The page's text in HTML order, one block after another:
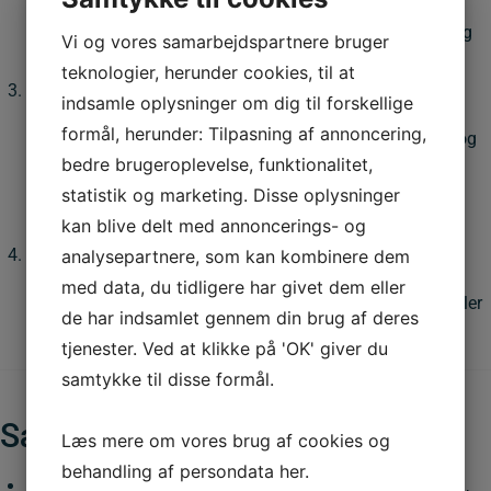
Eksempel: fartbegrænsning, forbud mod overhaling
eller påbud om at køre i en bestemt retning.
Tavler med gule og røde striber, kegler, blinklygter og
hegn.
Bruges til at markere arbejdsområder og lede
trafikken uden om.
Informations- og omkørselsskilte
Gule skilte, der viser omkørsler, midlertidige ruter eller
ændringer i vejforløbet.
Særlige kendetegn
Mange vejarbejdsskilte har
i stedet for hvid,
Vi og vores samarbejdspartnere bruger
teknologier, herunder cookies, til at
indsamle oplysninger om dig til forskellige
formål, herunder: Tilpasning af annoncering,
bedre brugeroplevelse, funktionalitet,
statistik og marketing. Disse oplysninger
kan blive delt med annoncerings- og
analysepartnere, som kan kombinere dem
med data, du tidligere har givet dem eller
de har indsamlet gennem din brug af deres
tjenester. Ved at klikke på 'OK' giver du
samtykke til disse formål.
Læs mere om vores brug af cookies og
behandling af persondata her.